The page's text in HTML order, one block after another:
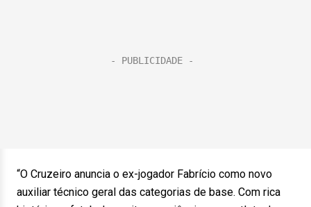
“O Cruzeiro anuncia o ex-jogador Fabrício como novo
auxiliar técnico geral das categorias de base. Com rica